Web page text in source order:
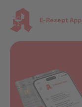
E-Rezept App